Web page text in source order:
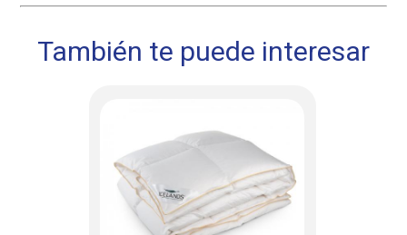
También te puede interesar